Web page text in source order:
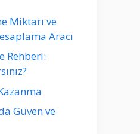
Miktarı ve
Aracı
Rehberi:
Güven ve